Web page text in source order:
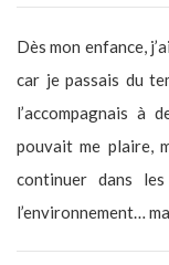
Dès mon enfance,
car je passais du
l’accompagnais à
pouvait me plaire,
continuer dans
l’environnement…